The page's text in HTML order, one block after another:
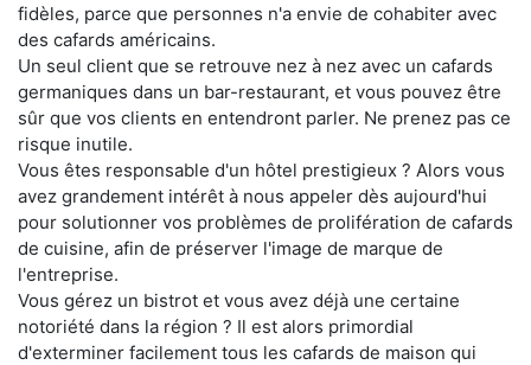
fidèles, parce que personnes n'a envie de cohabiter avec
des cafards américains.
Un seul client que se retrouve nez à nez avec un cafards
germaniques dans un bar-restaurant, et vous pouvez être
sûr que vos clients en entendront parler. Ne prenez pas ce
risque inutile.
Vous êtes responsable d'un hôtel prestigieux ? Alors vous
avez grandement intérêt à nous appeler dès aujourd'hui
pour solutionner vos problèmes de prolifération de cafards
de cuisine, afin de préserver l'image de marque de
l'entreprise.
Vous gérez un bistrot et vous avez déjà une certaine
notoriété dans la région ? Il est alors primordial
d'exterminer facilement tous les cafards de maison qui